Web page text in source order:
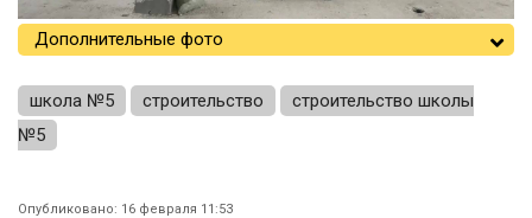
Дополнительные фото
школа №5 строительство
строительство школы
№5
Опубликовано: 16 февраля 11:53